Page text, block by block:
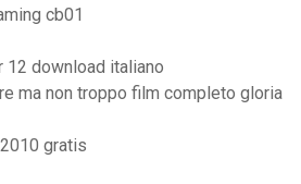
cb01
12 download italiano
ma non troppo film completo gloria
gratis